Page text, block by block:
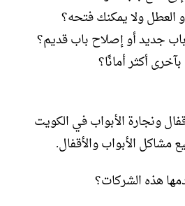
العطل ولا يمكنك فتحه؟
جديد أو إصلاح باب قديم؟
أكثر أمانًا؟
ونجارة الأبواب في الكويت
مشاكل الأبواب والأقفال.
هذه الشركات؟